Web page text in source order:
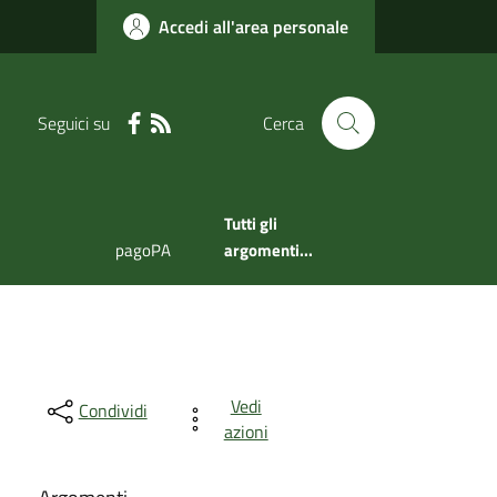
Accedi all'area personale
Seguici su Cerca
pagoPA
Tutti gli
argomenti...
Condividi
Vedi
azioni